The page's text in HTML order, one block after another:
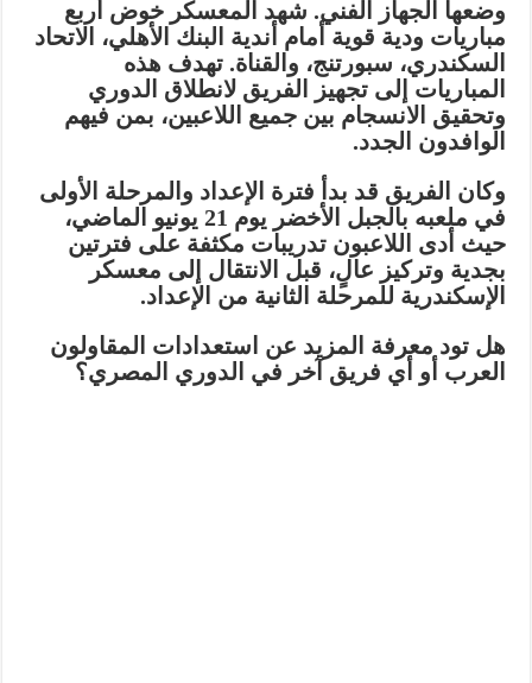
وضعها الجهاز الفني. شهد المعسكر خوض أربع
مباريات ودية قوية أمام أندية البنك الأهلي، الاتحاد
السكندري، سبورتنج، والقناة. تهدف هذه
المباريات إلى تجهيز الفريق لانطلاق الدوري
وتحقيق الانسجام بين جميع اللاعبين، بمن فيهم
الوافدون الجدد.
وكان الفريق قد بدأ فترة الإعداد والمرحلة الأولى
في ملعبه بالجبل الأخضر يوم 21 يونيو الماضي،
حيث أدى اللاعبون تدريبات مكثفة على فترتين
بجدية وتركيز عالٍ، قبل الانتقال إلى معسكر
الإسكندرية للمرحلة الثانية من الإعداد.
هل تود معرفة المزيد عن استعدادات المقاولون
العرب أو أي فريق آخر في الدوري المصري؟